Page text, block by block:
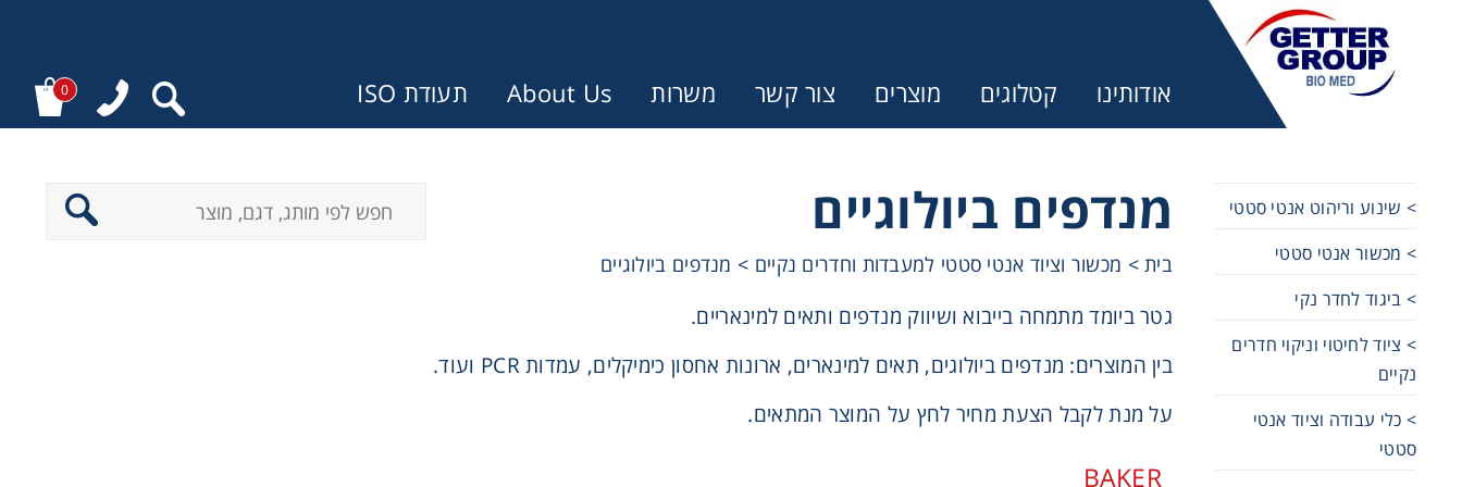
אודותינו קטלוגים מוצרים צור קשר משרות About Us תעודת ISO 0
> שינוע וריהוט אנטי סטטי
> מכשור אנטי סטטי
> ביגוד לחדר נקי
> ציוד לחיטוי וניקוי חדרים
נקיים
> כלי עבודה וציוד אנטי
סטטי
מנדפים ביולוגיים
בית> מכשור וציוד אנטי סטטי למעבדות וחדרים נקיים > מנדפים ביולוגיים
גטר ביומד מתמחה בייבוא ושיווק מנדפים ותאים למינאריים.
בין המוצרים: מנדפים ביולוגים, תאים למינארים, ארונות אחסון כימיקלים, עמדות PCR ועוד.
על מנת לקבל הצעת מחיר לחץ על המוצר המתאים.
BAKER
Contact form not found.
מעונין לקבל הצעת מחיר או מידע עבור:
Centrifuges
Chromatography